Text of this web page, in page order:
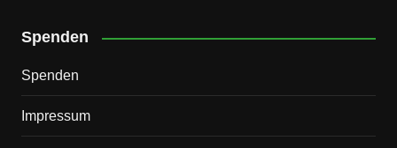
Spenden
Spenden
Impressum